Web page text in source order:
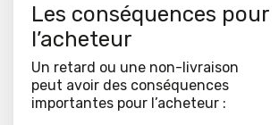
Les conséquences pour
l’acheteur
Un retard ou une non-livraison
peut avoir des conséquences
importantes pour l’acheteur :